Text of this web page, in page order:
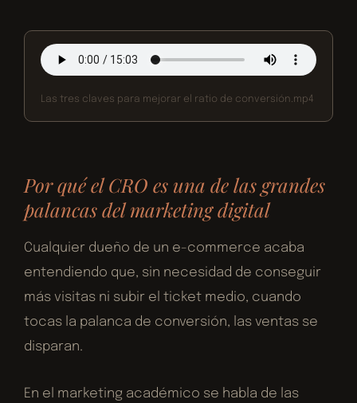
Las tres claves para mejorar el ratio de conversión.mp4
Por qué el CRO es una de las grandes
palancas del marketing digital
Cualquier dueño de un e-commerce acaba
entendiendo que, sin necesidad de conseguir
más visitas ni subir el ticket medio, cuando
tocas la palanca de conversión, las ventas se
disparan.
En el marketing académico se habla de las